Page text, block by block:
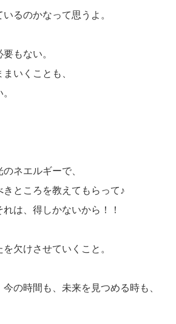
るのかなって思うよ。
もない。
いくことも、
ネエルギーで、
ところを教えてもらって♪
は、得しかないから！！
を欠けさせていくこと。
の時間も、未来を見つめる時も、